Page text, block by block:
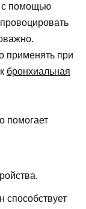
с помощью
применять при
бронхиальная
помогает
способствует